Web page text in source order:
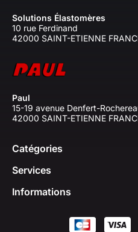
Solutions Élastomères
10 rue Ferdinand
42000 SAINT-ETIENNE
Paul
15-19 avenue Denfert-
42000 SAINT-ETIENNE
Catégories
Services
Informations